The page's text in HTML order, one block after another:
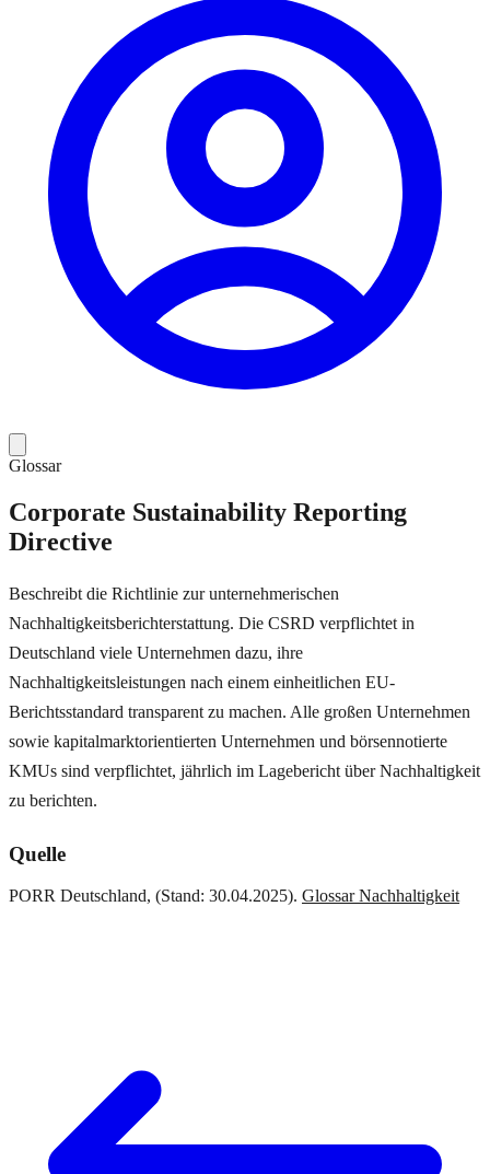
Glossar
Corporate Sustainability Reporting
Directive
Beschreibt die Richtlinie zur unternehmerischen
Nachhaltigkeitsberichterstattung. Die CSRD verpflichtet in
Deutschland viele Unternehmen dazu, ihre
Nachhaltigkeitsleistungen nach einem einheitlichen EU-
Berichtsstandard transparent zu machen. Alle großen Unternehmen
sowie kapitalmarktorientierten Unternehmen und börsennotierte
KMUs sind verpflichtet, jährlich im Lagebericht über Nachhaltigkeit
zu berichten.
Quelle
PORR Deutschland, (Stand: 30.04.2025). Glossar Nachhaltigkeit